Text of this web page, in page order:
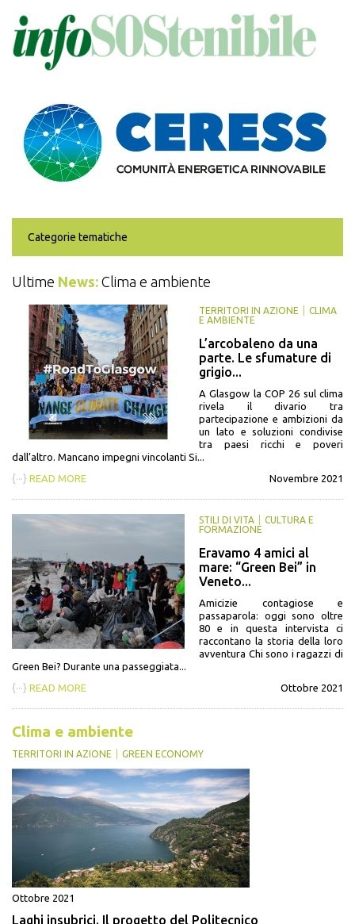
contenuto
principale
Categorie tematiche
Ultime News: Clima e ambiente
TERRITORI IN AZIONE
CLIMA
E AMBIENTE
L’arcobaleno da una
parte. Le sfumature di
grigio...
A Glasgow la COP 26 sul clima
rivela il divario tra
partecipazione e ambizioni da
un lato e soluzioni condivise
tra paesi ricchi e poveri
dall’altro. Mancano impegni vincolanti Si...
{···} READ MORE Novembre 2021
STILI DI VITA
CULTURA E
FORMAZIONE
Eravamo 4 amici al
mare: “Green Bei” in
Veneto...
Amicizie contagiose e
passaparola: oggi sono oltre
80 e in questa intervista ci
raccontano la storia della loro
avventura Chi sono i ragazzi di
Green Bei? Durante una passeggiata...
{···} READ MORE Ottobre 2021
Clima e ambiente
TERRITORI IN AZIONE GREEN ECONOMY
Ottobre 2021
Laghi insubrici. Il progetto del Politecnico